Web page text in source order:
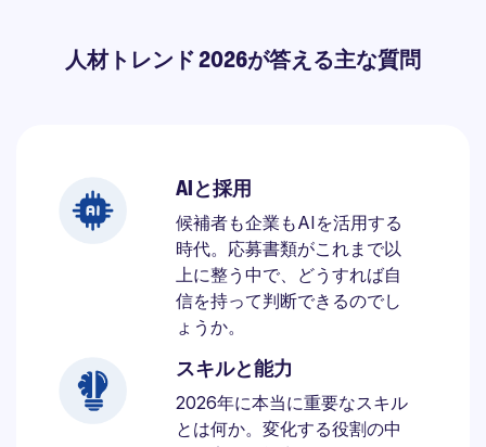
人材トレンド 2026が答える主な質問
AIと採用
候補者も企業もAIを活用する
時代。応募書類がこれまで以
上に整う中で、どうすれば自
信を持って判断できるのでし
ょうか。
スキルと能力
2026年に本当に重要なスキル
とは何か。変化する役割の中